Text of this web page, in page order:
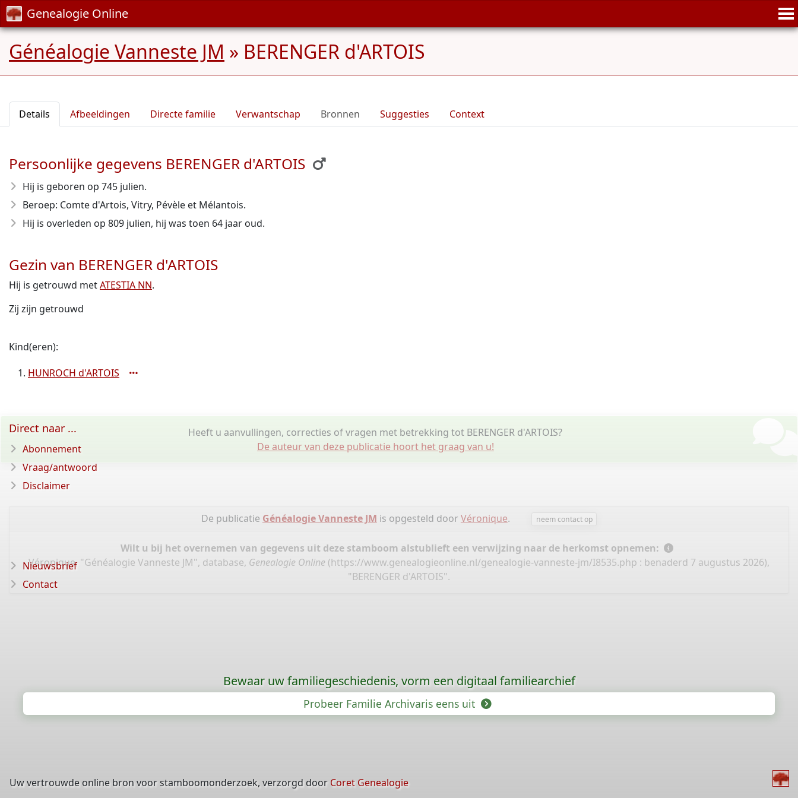
Genealogie Online
Généalogie Vanneste JM » BERENGER d'ARTOIS
Details Afbeeldingen Directe familie Verwantschap Bronnen Suggesties Context
Persoonlijke gegevens BERENGER d'ARTOIS
Hij is geboren op 745 julien.
Beroep: Comte d'Artois, Vitry, Pévèle et Mélantois.
Hij is overleden op 809 julien, hij was toen 64 jaar oud.
Gezin van BERENGER d'ARTOIS
Hij is getrouwd metATESTIA NN.
Zij zijn getrouwd
Kind(eren):
HUNROCH d'ARTOIS
Heeft u aanvullingen, correcties of vragen met betrekking tot BERENGER d'ARTOIS?
De auteur van deze publicatie hoort het graag van u!
De publicatie Généalogie Vanneste JM is opgesteld door Véronique. neem contact op
Wilt u bij het overnemen van gegevens uit deze stamboom alstublieft een verwijzing naar de herkomst opnemen:
Véronique, "Généalogie Vanneste JM", database, Genealogie Online (https://www.genealogieonline.nl/genealogie-vanneste-jm/I8535.php : benaderd 7 augustus 2026),
"BERENGER d'ARTOIS".
Direct naar ...
Abonnement
Vraag/antwoord
Disclaimer
Nieuwsbrief
Contact
Bewaar uw familiegeschiedenis, vorm een digitaal familiearchief
Probeer Familie Archivaris eens uit
Uw vertrouwde online bron voor stamboomonderzoek, verzorgd door Coret Genealogie